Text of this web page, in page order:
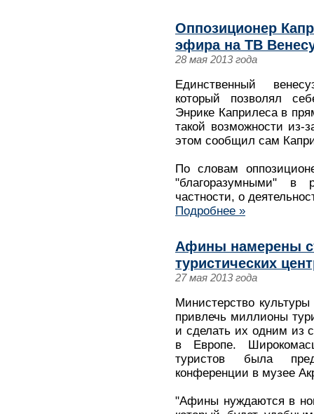
Оппозиционер
эфира на ТВ
28 мая 2013 года
Единственный
который позволял
Энрике Каприлеса в
такой возможности из-
этом сообщил сам
По словам
"благоразумными" в
частности, о
Подробнее »
Афины намерены
туристических
27 мая 2013 года
Министерство
привлечь миллионы
и сделать их одним из
в Европе.
туристов была
конференции в музее
"Афины нуждаются в